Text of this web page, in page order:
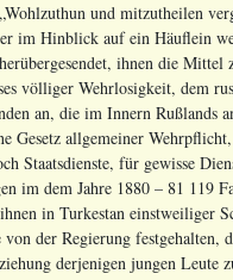
und mitzutheilen
im Hinblick auf ein Häuflein
ihnen die
völliger Wehrlosigkeit, dem
an, die im Innern Rußlands
Gesetz allgemeiner
Staatsdienste, für gewisse
im dem Jahre 1880 – 81
in Turkestan
von der Regierung
derjenigen jungen